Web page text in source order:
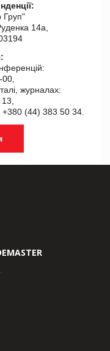
Груп"
14а,
00,
журналах:
+380 (44) 383 50 34.